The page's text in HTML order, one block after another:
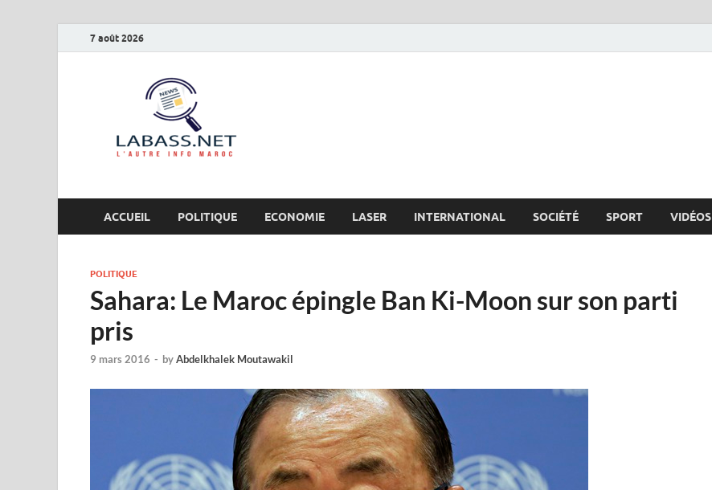
7 août 2026
ACCUEIL POLITIQUE ECONOMIE LASER INTERNATIONAL SOCIÉTÉ SPORT VIDÉOS
POLITIQUE
Sahara: Le Maroc épingle Ban Ki-Moon sur son parti
pris
9 mars 2016 - byAbdelkhalek Moutawakil